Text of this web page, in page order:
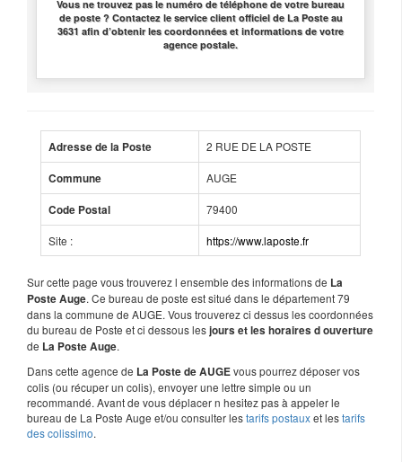
Vous ne trouvez pas le numéro de téléphone de votre bureau
de poste ? Contactez le service client officiel de La Poste au
3631 afin d’obtenir les coordonnées et informations de votre
agence postale.
Adresse de la Poste 2 RUE DE LA POSTE
Commune AUGE
Code Postal 79400
Site : https://www.laposte.fr
Sur cette page vous trouverez l ensemble des informations de La
Poste Auge. Ce bureau de poste est situé dans le département 79
dans la commune de AUGE. Vous trouverez ci dessus les coordonnées
du bureau de Poste et ci dessous lesjours et les horaires d ouverture
de La Poste Auge.
Dans cette agence de La Poste de AUGEvous pourrez déposer vos
colis (ou récuper un colis), envoyer une lettre simple ou un
recommandé. Avant de vous déplacer n hesitez pas à appeler le
bureau de La Poste Auge et/ou consulter lestarifs postauxet lestarifs
des colissimo.